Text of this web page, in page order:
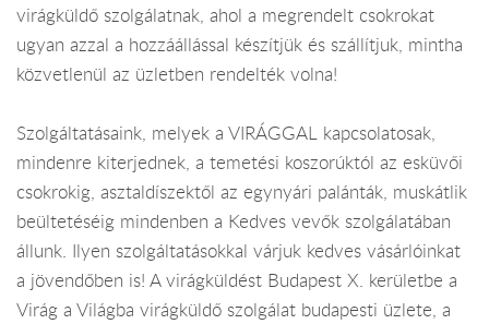
virágküldő szolgálatnak, ahol a megrendelt csokrokat
ugyan azzal a hozzáállással készítjük és szállítjuk, mintha
közvetlenül az üzletben rendelték volna!
Szolgáltatásaink, melyek a VIRÁGGAL kapcsolatosak,
mindenre kiterjednek, a temetési koszorúktól az esküvői
csokrokig, asztaldíszektől az egynyári palánták, muskátlik
beültetéséig mindenben a Kedves vevők szolgálatában
állunk. Ilyen szolgáltatásokkal várjuk kedves vásárlóinkat
a jövendőben is! A virágküldést Budapest X. kerületbe a
Virág a Világba virágküldő szolgálat budapesti üzlete, a